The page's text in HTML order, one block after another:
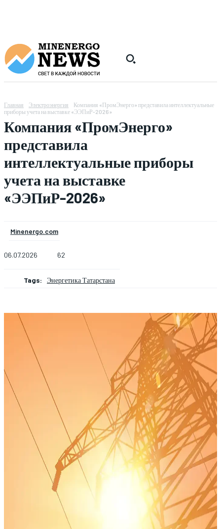
Главная Электроэнергия
Компания «ПромЭнерго» представила интеллектуальные
приборы учета на выставке «ЭЭПиР-2026»
Компания «ПромЭнерго»
представила
интеллектуальные приборы
учета на выставке
«ЭЭПиР-2026»
Minenergo.com
06.07.2026 62
Tags: Энергетика Татарстана